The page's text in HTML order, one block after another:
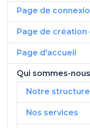
Page de
Page de
Page d'accueil
Qui sommes-
Notre structure
Nos services